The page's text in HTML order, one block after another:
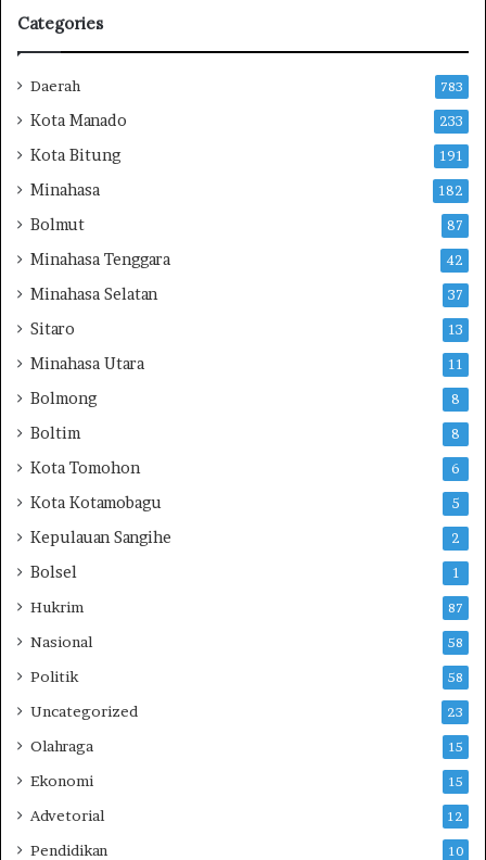
n
Categories
Daerah 783
Kota Manado 233
Kota Bitung 191
Minahasa 182
Bolmut 87
Minahasa Tenggara 42
Minahasa Selatan 37
Sitaro 13
Minahasa Utara 11
Bolmong 8
Boltim 8
Kota Tomohon 6
Kota Kotamobagu 5
Kepulauan Sangihe 2
Bolsel 1
Hukrim 87
Nasional 58
Politik 58
Uncategorized 23
Olahraga 15
Ekonomi 15
Advetorial 12
Pendidikan 10